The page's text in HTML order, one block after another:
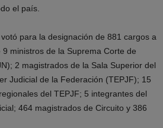
el país.
para la designación de 881 cargos a
ministros de la Suprema Corte de
2 magistrados de la Sala Superior del
Judicial de la Federación (TEPJF); 15
del TEPJF; 5 integrantes del
464 magistrados de Circuito y 386